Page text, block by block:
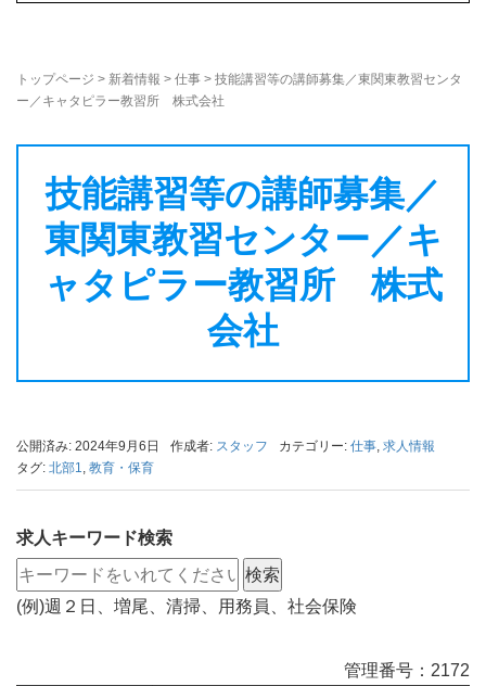
トップページ > 新着情報 > 仕事 > 技能講習等の講師募集／東関東教習センタ
ー／キャタピラー教習所 株式会社
技能講習等の講師募集／
東関東教習センター／キ
ャタピラー教習所 株式
会社
公開済み: 2024年9月6日 作成者: スタッフ カテゴリー: 仕事, 求人情報
タグ: 北部1, 教育・保育
求人キーワード検索
(例)週２日、増尾、清掃、用務員、社会保険
管理番号：2172